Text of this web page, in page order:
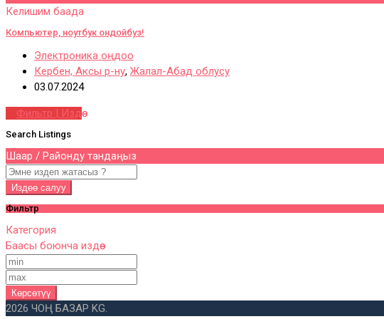
Келишим баада
Компьютер, ноутбук ондойбуз!
Электроника оңдоо
Кербен, Аксы р-ну, Жалал-Абад облусу
03.07.2024
Фильтр | Издөө
Search Listings
Шаар / Районду тандаңыз
Издөө салуу
Фильтр
Категория
Баасы боюнча издөө
Көрсөтүү
2026 ЧОҢ БАЗАР KG.